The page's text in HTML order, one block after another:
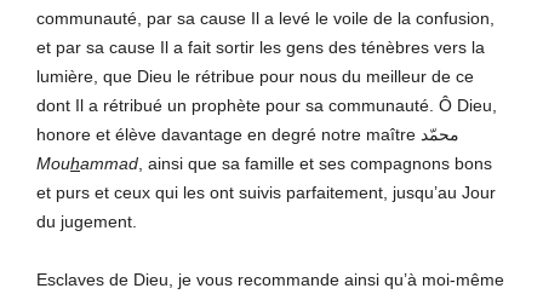
communauté, par sa cause Il a levé le voile de la confusion,
et par sa cause Il a fait sortir les gens des ténèbres vers la
lumière, que Dieu le rétribue pour nous du meilleur de ce
dont Il a rétribué un prophète pour sa communauté. Ô Dieu,
honore et élève davantage en degré notre maître محمّد
Mouhammad , ainsi que sa famille et ses compagnons bons
et purs et ceux qui les ont suivis parfaitement, jusqu’au Jour
du jugement.
Esclaves de Dieu, je vous recommande ainsi qu’à moi-même